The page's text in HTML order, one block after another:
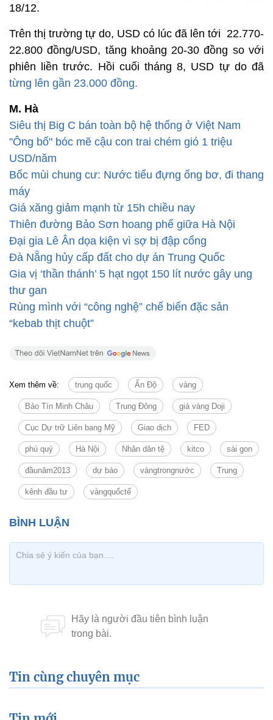
18/12.
Trên thị trường tự do, USD có lúc đã lên tới 22.770-
22.800 đồng/USD, tăng khoảng 20-30 đồng so với
phiên liền trước. Hồi cuối tháng 8, USD tự do đã
từng lên gần 23.000 đồng.
M. Hà
Siêu thị Big C bán toàn bộ hệ thống ở Việt Nam
"Ông bố" bóc mẽ cậu con trai chém gió 1 triệu
USD/năm
Bốc mùi chung cư: Nước tiểu đựng ống bơ, đi thang
máy
Giá xăng giảm mạnh từ 15h chiều nay
Thiên đường Bảo Sơn hoang phế giữa Hà Nội
Đại gia Lê Ân dọa kiện vì sợ bị đập cổng
Đà Nẵng hủy cấp đất cho dự án Trung Quốc
Gia vị ‘thần thánh’ 5 hạt ngọt 150 lít nước gây ung
thư gan
Rùng mình với “công nghệ” chế biến đặc sản
“kebab thịt chuột”
Xem thêm về: trung quốc Ấn Độ vàng
Bảo Tín Minh Châu Trung Đông giá vàng Doji
Cục Dự trữ Liên bang Mỹ Giao dịch FED
phú quý Hà Nội Nhân dân tệ kitco sài gon
đầunăm2013 dự báo vàngtrongnước Trung
kênh đầu tư vàngquốctế
Tin cùng chuyên mục